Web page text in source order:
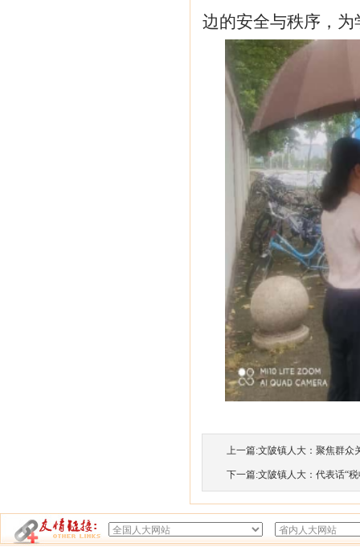
边的安全与秩序，
上一篇:文陂镇人大：聚焦群众
下一篇:文陂镇人大：代表话“